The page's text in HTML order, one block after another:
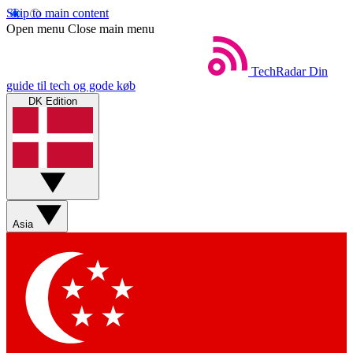
Skip to main content
Open menu Close main menu
TechRadar Din
guide til tech og gode køb
DK Edition
Asia